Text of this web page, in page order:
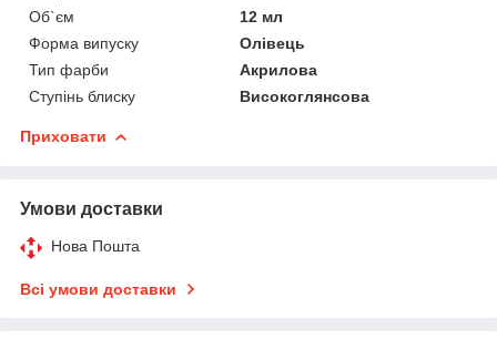
Об`єм
12 мл
Форма випуску
Олівець
Тип фарби
Акрилова
Ступінь блиску
Високоглянсова
Приховати
Умови доставки
Нова Пошта
Всі умови доставки